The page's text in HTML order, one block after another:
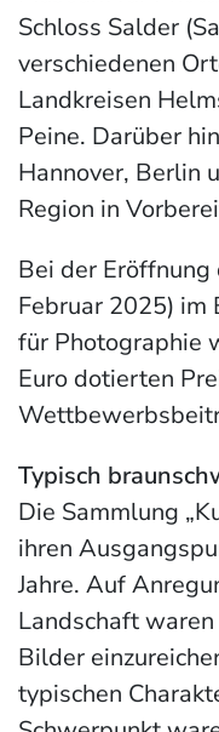
Schloss Salder
verschiedenen
Landkreisen
Peine. Darüber
Hannover, Berlin
Region in
Bei der
Februar 2025) im
für Photographie
Euro dotierten
Typisch
Die Sammlung
ihren
Jahre. Auf
Landschaft
Bilder
typischen